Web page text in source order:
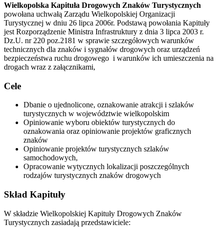
Wielkopolska Kapituła Drogowych Znaków Turystycznych
powołana uchwałą Zarządu Wielkopolskiej Organizacji
Turystycznej w dniu 26 lipca 2006r. Podstawą powołania Kapituły
jest Rozporządzenie Ministra Infrastruktury z dnia 3 lipca 2003 r.
Dz.U. nr 220 poz.2181 w sprawie szczegółowych warunków
technicznych dla znaków i sygnałów drogowych oraz urządzeń
bezpieczeństwa ruchu drogowego i warunków ich umieszczenia na
drogach wraz z załącznikami,
Cele
Dbanie o ujednolicone, oznakowanie atrakcji i szlaków
turystycznych w województwie wielkopolskim
Opiniowanie wyboru obiektów turystycznych do
oznakowania oraz opiniowanie projektów graficznych
znaków
Opiniowanie projektów turystycznych szlaków
samochodowych,
Opracowanie wytycznych lokalizacji poszczególnych
rodzajów turystycznych znaków drogowych
Skład Kapituły
W składzie Wielkopolskiej Kapituły Drogowych Znaków
Turystycznych zasiadają przedstawiciele: